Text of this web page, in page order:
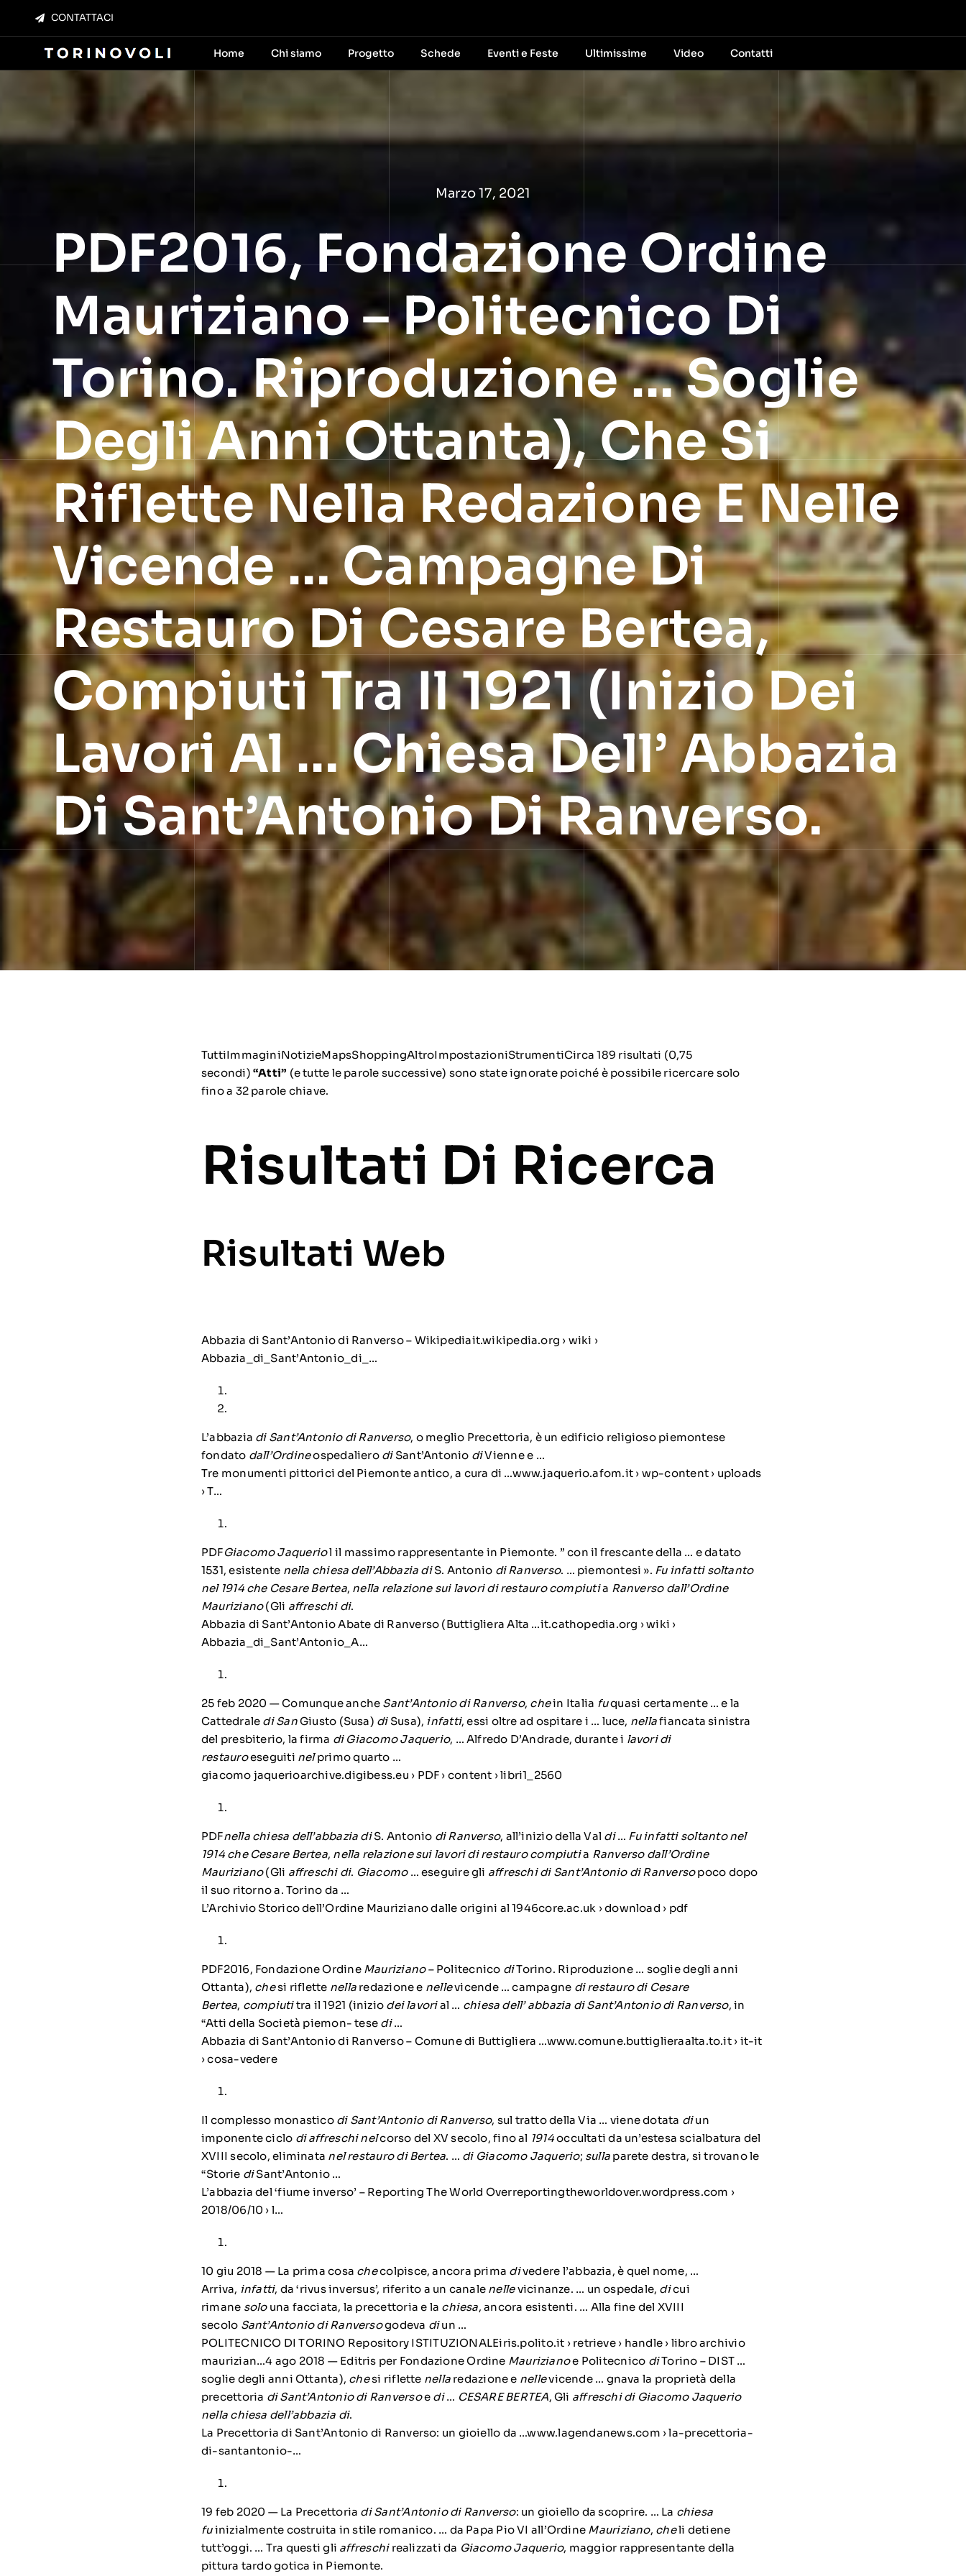
contenuto
CONTATTACI
Home Chi siamo Progetto Schede Eventi e Feste Ultimissime Video Contatti
Marzo 17, 2021
PDF2016, Fondazione Ordine
Mauriziano – Politecnico Di
Torino. Riproduzione … Soglie
Degli Anni Ottanta), Che Si
Riflette Nella Redazione E Nelle
Vicende … Campagne Di
Restauro Di Cesare Bertea,
Compiuti Tra Il 1921 (inizio Dei
Lavori Al … Chiesa Dell’ Abbazia
Di Sant’Antonio Di Ranverso.
TuttiImmaginiNotizieMapsShoppingAltroImpostazioniStrumentiCirca 189 risultati (0,75
secondi) “Atti” (e tutte le parole successive) sono state ignorate poiché è possibile ricercare solo
fino a 32 parole chiave.
Risultati Di Ricerca
Risultati Web
Abbazia di Sant’Antonio di Ranverso – Wikipediait.wikipedia.org › wiki ›
Abbazia_di_Sant’Antonio_di_…
L’abbazia di Sant’Antonio di Ranverso, o meglio Precettoria, è un edificio religioso piemontese
fondato dall’Ordineospedaliero diSant’Antonio diVienne e …
Tre monumenti pittorici del Piemonte antico, a cura di …www.jaquerio.afom.it › wp-content › uploads
› T…
PDFGiacomo Jaqueriol il massimo rappresentante in Piemonte. ” con il frescante della … e datato
1531, esistente nella chiesa dell’Abbazia diS. Antonio di Ranverso. … piemontesi ». Fu infatti soltanto
nel 1914 che Cesare Bertea, nella relazione sui lavori di restauro compiutia Ranverso dall’Ordine
Mauriziano(Gli affreschi di.
Abbazia di Sant’Antonio Abate di Ranverso (Buttigliera Alta …it.cathopedia.org › wiki ›
Abbazia_di_Sant’Antonio_A…
25 feb 2020 — Comunque anche Sant’Antonio di Ranverso, chein Italia fuquasi certamente … e la
Cattedrale di SanGiusto (Susa) diSusa), infatti, essi oltre ad ospitare i … luce, nellafiancata sinistra
del presbiterio, la firma di Giacomo Jaquerio, … Alfredo D’Andrade, durante i lavori di
restauroeseguiti nelprimo quarto …
giacomo jaquerioarchive.digibess.eu › PDF › content › libri1_2560
PDFnella chiesa dell’abbazia diS. Antonio di Ranverso, all’inizio della Val di… Fu infatti soltanto nel
1914 che Cesare Bertea, nella relazione sui lavori di restauro compiutia Ranverso dall’Ordine
Mauriziano(Gli affreschi di. Giacomo… eseguire gli affreschi di Sant’Antonio di Ranversopoco dopo
il suo ritorno a. Torino da …
L’Archivio Storico dell’Ordine Mauriziano dalle origini al 1946core.ac.uk › download › pdf
PDF2016, Fondazione Ordine Mauriziano– Politecnico diTorino. Riproduzione … soglie degli anni
Ottanta), chesi riflette nellaredazione e nellevicende … campagne di restauro di Cesare
Bertea, compiutitra il 1921 (inizio dei lavorial … chiesa dell’ abbazia di Sant’Antonio di Ranverso, in
“Atti della Società piemon- tese di…
Abbazia di Sant’Antonio di Ranverso – Comune di Buttigliera …www.comune.buttiglieraalta.to.it › it-it
› cosa-vedere
Il complesso monastico di Sant’Antonio di Ranverso, sul tratto della Via … viene dotata diun
imponente ciclo di affreschi nelcorso del XV secolo, fino al 1914occultati da un’estesa scialbatura del
XVIII secolo, eliminata nel restauro di Bertea. … di Giacomo Jaquerio; sulla parete destra, si trovano le
“Storie diSant’Antonio …
L’abbazia del ‘fiume inverso’ – Reporting The World Overreportingtheworldover.wordpress.com ›
2018/06/10 › l…
10 giu 2018 — La prima cosa checolpisce, ancora prima divedere l’abbazia, è quel nome, …
Arriva, infatti, da ‘rivus inversus’, riferito a un canale nellevicinanze. … un ospedale, dicui
rimane solouna facciata, la precettoria e la chiesa, ancora esistenti. … Alla fine del XVIII
secolo Sant’Antonio di Ranversogodeva diun …
POLITECNICO DI TORINO Repository ISTITUZIONALEiris.polito.it › retrieve › handle › libro archivio
maurizian…4 ago 2018 — Editris per Fondazione Ordine Maurizianoe Politecnico diTorino – DIST …
soglie degli anni Ottanta), chesi riflette nella redazione e nellevicende … gnava la proprietà della
precettoria di Sant’Antonio di Ranversoe di… CESARE BERTEA, Gli affreschi di Giacomo Jaquerio
nella chiesa dell’abbazia di.
La Precettoria di Sant’Antonio di Ranverso: un gioiello da …www.lagendanews.com › la-precettoria-
di-santantonio-…
19 feb 2020 — La Precettoria di Sant’Antonio di Ranverso: un gioiello da scoprire. … La chiesa
fuinizialmente costruita in stile romanico. … da Papa Pio VI all’Ordine Mauriziano, cheli detiene
tutt’oggi. … Tra questi gli affreschirealizzati da Giacomo Jaquerio, maggior rappresentante della
pittura tardo gotica in Piemonte.